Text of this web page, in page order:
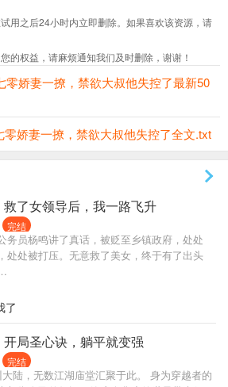
用之后24小时内立即删除。如果喜欢该资源，请
的权益，请麻烦通知我们及时删除，谢谢！
零娇妻一撩，禁欲大叔他失控了最新50
零娇妻一撩，禁欲大叔他失控了全文.txt
救了女领导后，我一路飞升
完结
务员杨鸣讲了真话，被贬至乡镇政府，处处
处处被打压。无意救了美女，终于有了出头
了
局圣心诀，躺平就变强
完结
陆，无数江湖庙堂汇聚于此。 身为穿越者的